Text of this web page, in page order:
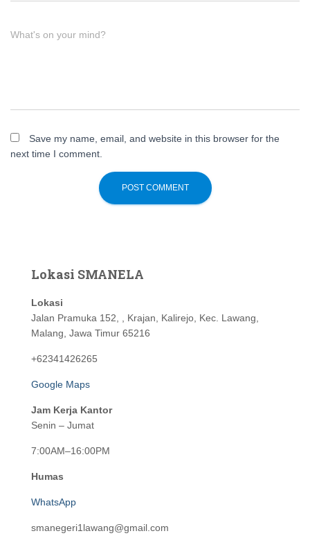
What's on your mind?
Save my name, email, and website in this browser for the
next time I comment.
Lokasi SMANELA
Lokasi
Jalan Pramuka 152, , Krajan, Kalirejo, Kec. Lawang,
Malang, Jawa Timur 65216
+62341426265
Google Maps
Jam Kerja Kantor
Senin – Jumat
7:00AM–16:00PM
Humas
WhatsApp
smanegeri1lawang@gmail.com